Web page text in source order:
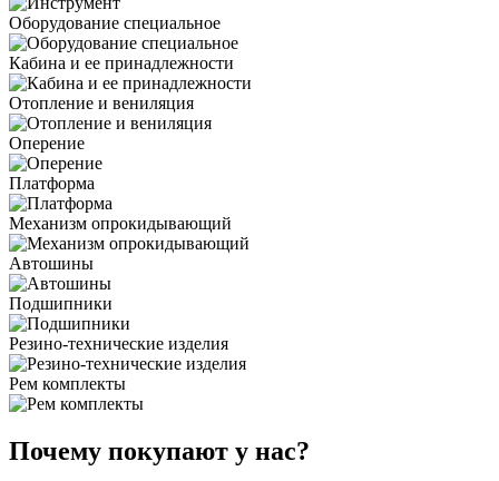
Оборудование специальное
Кабина и ее принадлежности
Отопление и вениляция
Оперение
Платформа
Механизм опрокидывающий
Автошины
Подшипники
Резино-технические изделия
Рем комплекты
Почему покупают у нас?